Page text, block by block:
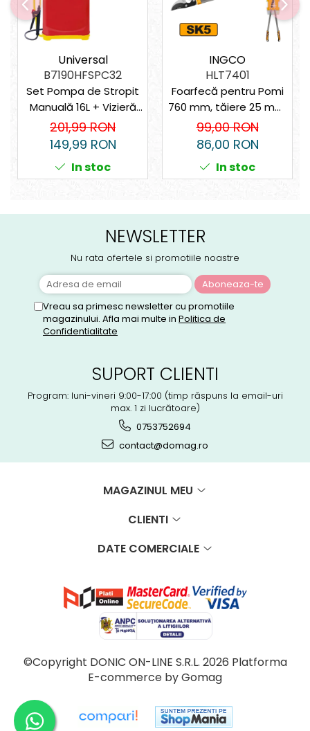
Universal
B7190HFSPC32
Set Pompa de Stropit
Manuală 16L + Vizieră
de Protecție Ingco
pentru Grădină, Livezi,
Erbicidat
201,99 RON
149,99 RON
In stoc
INGCO
HLT7401
Foarfecă pentru Pomi
760 mm, tăiere 25 mm,
oțel carbon 55#
99,00 RON
86,00 RON
In stoc
NEWSLETTER
Nu rata ofertele si promotiile noastre
Vreau sa primesc newsletter cu promotiile
magazinului. Afla mai multe in Politica de
Confidentialitate
SUPORT CLIENTI
Program: luni-vineri 9:00-17:00 (timp răspuns la email-uri
max. 1 zi lucrătoare)
0753752694
contact@domag.ro
MAGAZINUL MEU
CLIENTI
DATE COMERCIALE
©Copyright DONIC ON-LINE S.R.L. 2026 Platforma
E-commerce by Gomag